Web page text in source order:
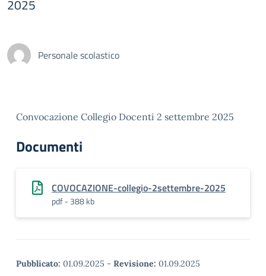
2025
Personale scolastico
Convocazione Collegio Docenti 2 settembre 2025
Documenti
COVOCAZIONE-collegio-2settembre-2025
pdf - 388 kb
Pubblicato: 01.09.2025 - Revisione: 01.09.2025